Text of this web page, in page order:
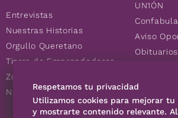
Entrevistas
Nuestras Historias
Orgullo Queretano
Tierra de Emprendedores
Zoociales
Nuevos Queretanos
UN1ÓN
Aviso
Obituarios
Consultas
Respetamos tu privacidad
Utilizamos cookies para mejorar tu
y mostrarte contenido relevante.